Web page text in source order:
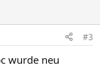
#3
wurde neu